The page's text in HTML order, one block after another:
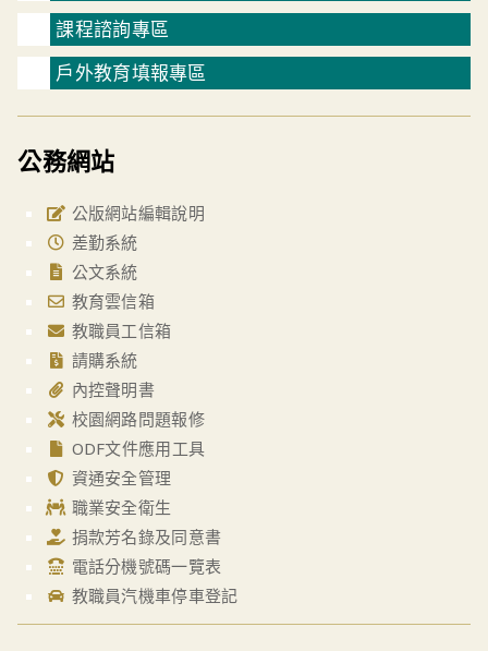
課程諮詢專區
戶外教育填報專區
公務網站
公版網站編輯說明
差勤系統
公文系統
教育雲信箱
教職員工信箱
請購系統
內控聲明書
校園網路問題報修
ODF文件應用工具
資通安全管理
職業安全衛生
捐款芳名錄及同意書
電話分機號碼一覽表
教職員汽機車停車登記